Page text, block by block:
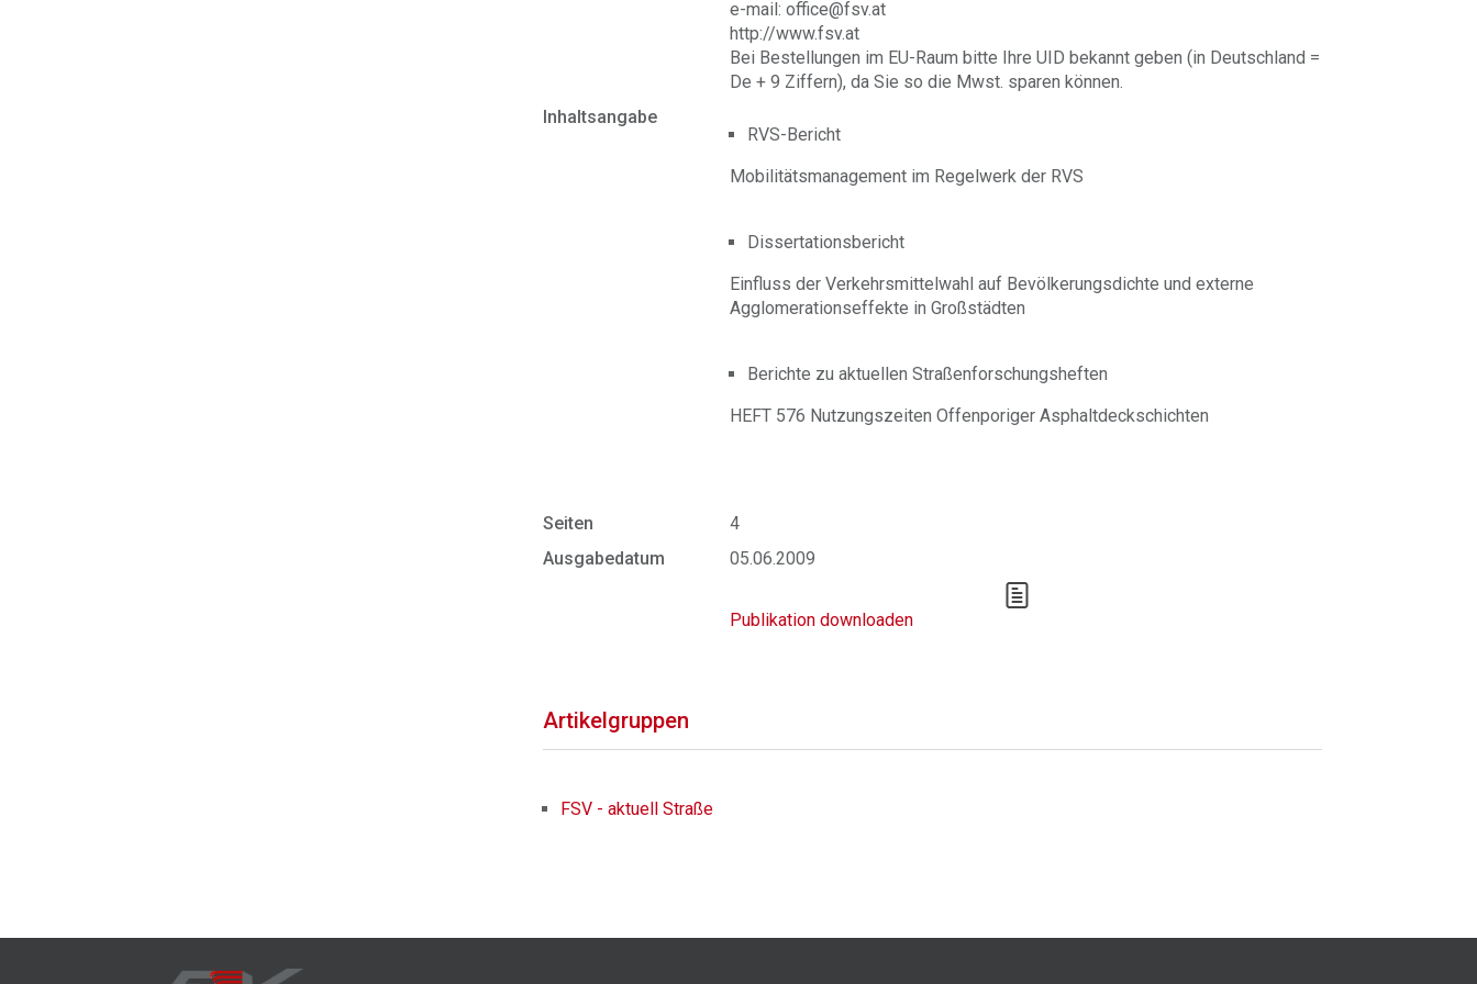
e-mail: office@fsv.at
http://www.fsv.at
Bei Bestellungen im EU-Raum bitte Ihre UID bekannt geben (in Deutschland =
De + 9 Ziffern), da Sie so die Mwst. sparen können.
Inhaltsangabe
RVS-Bericht
Mobilitätsmanagement im Regelwerk der RVS
Dissertationsbericht
Einfluss der Verkehrsmittelwahl auf Bevölkerungsdichte und externe
Agglomerationseffekte in Großstädten
Berichte zu aktuellen Straßenforschungsheften
HEFT 576 Nutzungszeiten Offenporiger Asphaltdeckschichten
Seiten
4
Ausgabedatum
05.06.2009
Publikation downloaden
Artikelgruppen
FSV - aktuell Straße